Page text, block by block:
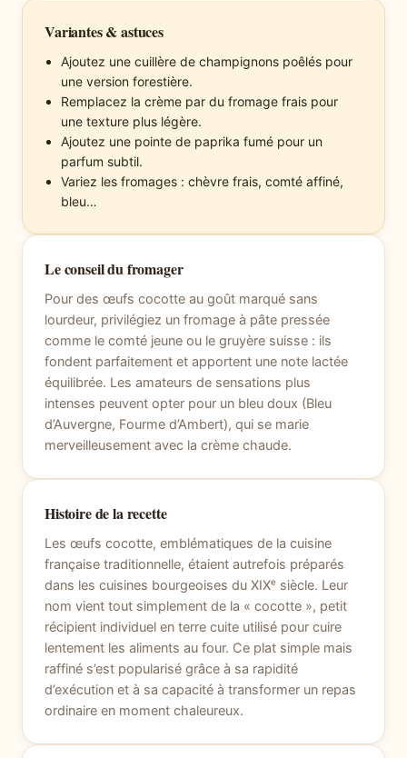
Variantes & astuces
Ajoutez une cuillère de champignons poêlés pour
une version forestière.
Remplacez la crème par du fromage frais pour
une texture plus légère.
Ajoutez une pointe de paprika fumé pour un
parfum subtil.
Variez les fromages : chèvre frais, comté affiné,
bleu…
Le conseil du fromager
Pour des œufs cocotte au goût marqué sans
lourdeur, privilégiez un fromage à pâte pressée
comme le comté jeune ou le gruyère suisse : ils
fondent parfaitement et apportent une note lactée
équilibrée. Les amateurs de sensations plus
intenses peuvent opter pour un bleu doux (Bleu
d’Auvergne, Fourme d’Ambert), qui se marie
merveilleusement avec la crème chaude.
Histoire de la recette
Les œufs cocotte, emblématiques de la cuisine
française traditionnelle, étaient autrefois préparés
dans les cuisines bourgeoises du XIXᵉ siècle. Leur
nom vient tout simplement de la « cocotte », petit
récipient individuel en terre cuite utilisé pour cuire
lentement les aliments au four. Ce plat simple mais
raffiné s’est popularisé grâce à sa rapidité
d’exécution et à sa capacité à transformer un repas
ordinaire en moment chaleureux.